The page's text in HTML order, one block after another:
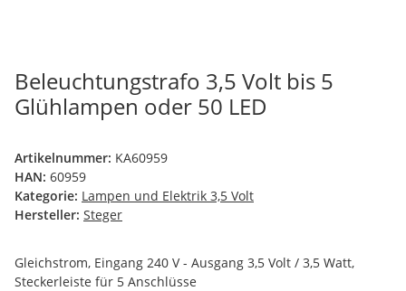
Beleuchtungstrafo 3,5 Volt bis 5
Glühlampen oder 50 LED
Artikelnummer: KA60959
HAN: 60959
Kategorie: Lampen und Elektrik 3,5 Volt
Hersteller: Steger
Gleichstrom, Eingang 240 V - Ausgang 3,5 Volt / 3,5 Watt,
Steckerleiste für 5 Anschlüsse